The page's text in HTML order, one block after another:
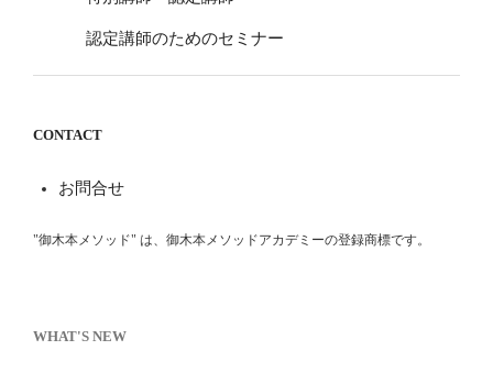
認定講師のためのセミナー
CONTACT
お問合せ
"御木本メソッド" は、御木本メソッドアカデミーの登録商標です。
WHAT'S NEW